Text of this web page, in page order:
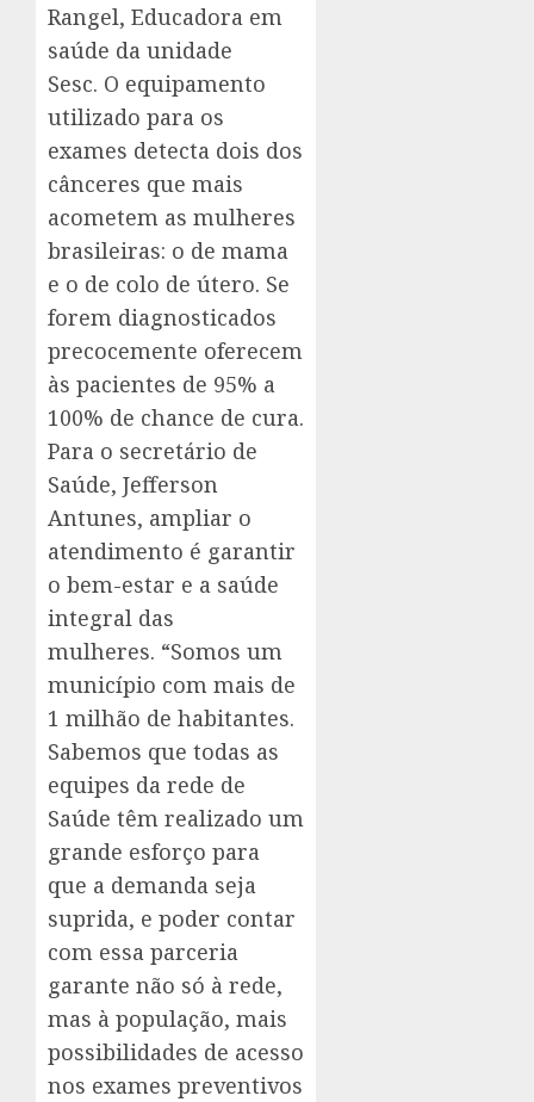
Rangel, Educadora em
saúde da unidade
Sesc. O equipamento
utilizado para os
exames detecta dois dos
cânceres que mais
acometem as mulheres
brasileiras: o de mama
e o de colo de útero. Se
forem diagnosticados
precocemente oferecem
às pacientes de 95% a
100% de chance de cura.
Para o secretário de
Saúde, Jefferson
Antunes, ampliar o
atendimento é garantir
o bem-estar e a saúde
integral das
mulheres. “Somos um
município com mais de
1 milhão de habitantes.
Sabemos que todas as
equipes da rede de
Saúde têm realizado um
grande esforço para
que a demanda seja
suprida, e poder contar
com essa parceria
garante não só à rede,
mas à população, mais
possibilidades de acesso
nos exames preventivos